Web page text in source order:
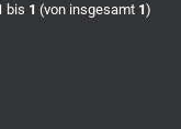
bis 1 (von insgesamt 1)